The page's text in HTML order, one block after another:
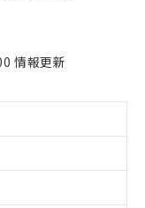
情報更新